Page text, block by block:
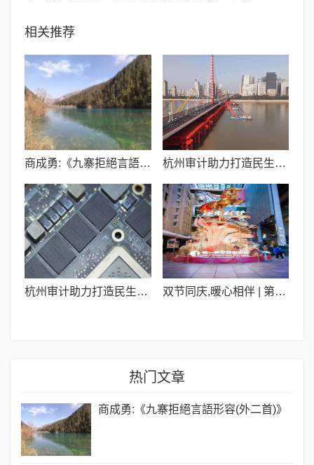
相关推荐
商成勇:《九寨拒絕言語形容(外二首)》 杭州审计助力打造民生交通新标杆
杭州审计助力打造民生交通新标杆 双节同庆,暖心相伴 | 第一百货“大拜年”新春浪漫季
热门文章
商成勇:《九寨拒絕言語形容(外二首)》